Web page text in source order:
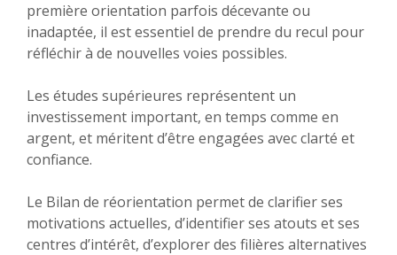
première orientation parfois décevante ou
inadaptée, il est essentiel de prendre du recul pour
réfléchir à de nouvelles voies possibles.
Les études supérieures représentent un
investissement important, en temps comme en
argent, et méritent d’être engagées avec clarté et
confiance.
Le Bilan de réorientation permet de clarifier ses
motivations actuelles, d’identifier ses atouts et ses
centres d’intérêt, d’explorer des filières alternatives